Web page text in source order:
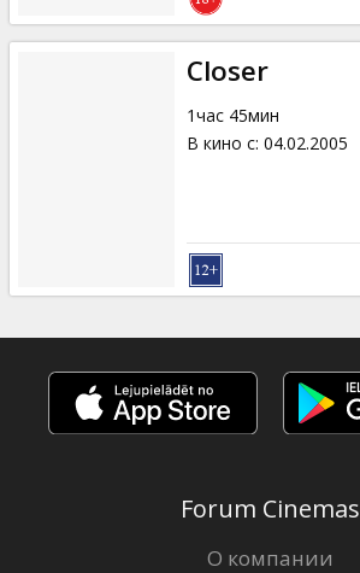
Closer
1час 45мин
В кино с: 04.02.2005
Forum Cinemas
О компании